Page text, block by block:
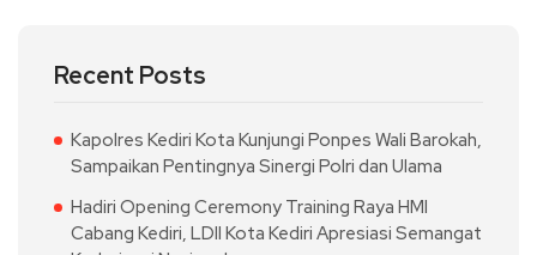
Recent Posts
Kapolres Kediri Kota Kunjungi Ponpes Wali Barokah,
Sampaikan Pentingnya Sinergi Polri dan Ulama
Hadiri Opening Ceremony Training Raya HMI
Cabang Kediri, LDII Kota Kediri Apresiasi Semangat